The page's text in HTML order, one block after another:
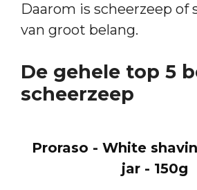
Daarom is scheerzeep of
van groot belang.
De gehele top 5
scheerzeep
Proraso - White
jar - 150g